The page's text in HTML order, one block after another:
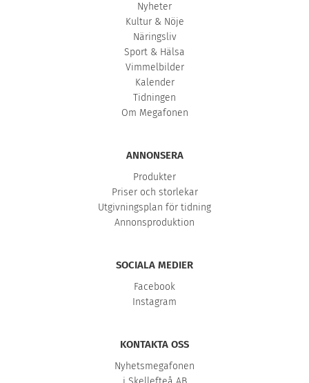
Nyheter
Kultur & Nöje
Näringsliv
Sport & Hälsa
Vimmelbilder
Kalender
Tidningen
Om Megafonen
ANNONSERA
Produkter
Priser och storlekar
Utgivningsplan för tidning
Annonsproduktion
SOCIALA MEDIER
Facebook
Instagram
KONTAKTA OSS
Nyhetsmegafonen